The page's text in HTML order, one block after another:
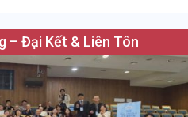
– Đại Kết & Liên Tôn